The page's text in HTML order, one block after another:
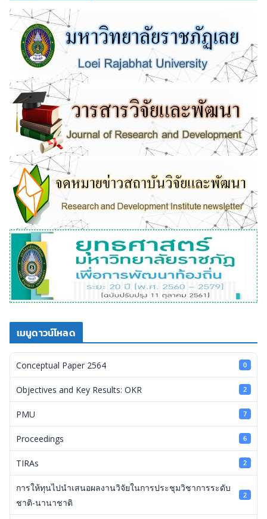
เมนูดาวน์โหลด
Conceptual Paper 2564 0
Objectives and Key Results: OKR 2
PMU 7
Proceedings 6
TIRAs 2
การให้ทุนไปนำเสนอผลงานวิจัยในการประชุมวิชาการระดับ
ชาติ-นานาชาติ
2